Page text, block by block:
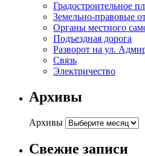
Градостроительное
Земельно-правовые
Органы местного
Подъездная дорога
Разворот на ул.
Связь
Электричество
Архивы
Архивы
Свежие записи